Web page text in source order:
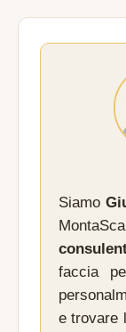
Siamo
faccia
e trovare